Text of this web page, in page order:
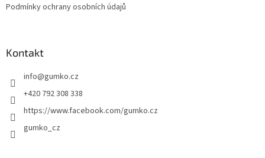
Podmínky ochrany osobních údajů
Kontakt
info@gumko.cz
+420 792 308 338
https://www.facebook.com/gumko.cz
gumko_cz